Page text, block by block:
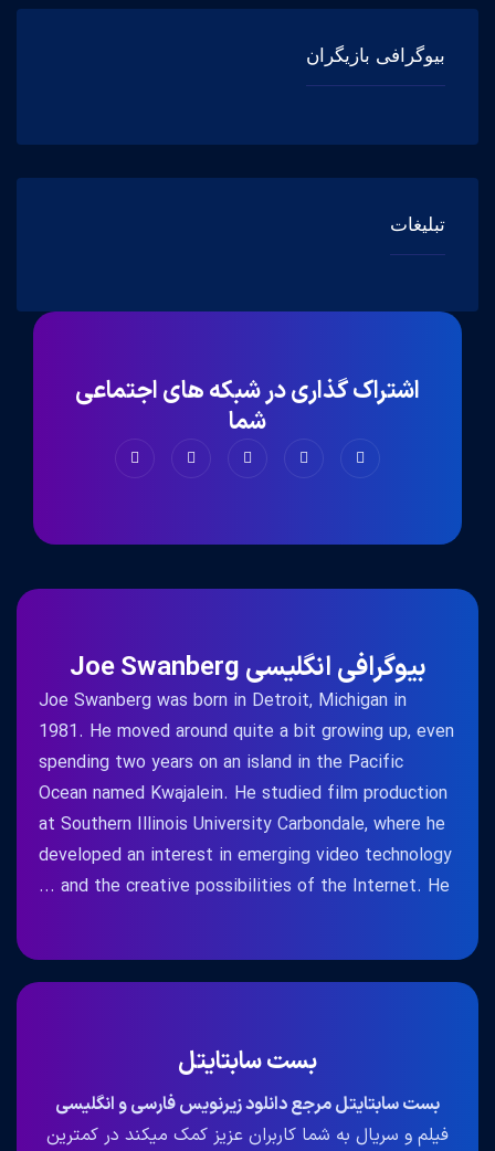
بیوگرافی بازیگران
تبلیغات
اشتراک گذاری در شبکه های اجتماعی
شما
بیوگرافی انگلیسی Joe Swanberg
Joe Swanberg was born in Detroit, Michigan in
1981. He moved around quite a bit growing up, even
spending two years on an island in the Pacific
Ocean named Kwajalein. He studied film production
at Southern Illinois University Carbondale, where he
developed an interest in emerging video technology
and the creative possibilities of the Internet. He ...
بست سابتایتل
بست سابتایتل مرجع دانلود زیرنویس فارسی و انگلیسی
فیلم و سریال به شما کاربران عزیز کمک میکند در کمترین